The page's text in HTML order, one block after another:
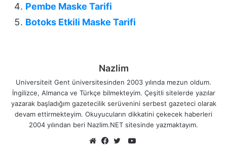
Pembe Maske Tarifi
Botoks Etkili Maske Tarifi
Nazlim
Universiteit Gent üniversitesinden 2003 yılında mezun oldum.
İngilizce, Almanca ve Türkçe bilmekteyim. Çeşitli sitelerde yazılar
yazarak başladığım gazetecilik serüvenini serbest gazeteci olarak
devam ettirmekteyim. Okuyucuların dikkatini çekecek haberleri
2004 yılından beri Nazlim.NET sitesinde yazmaktayım.
YouTube